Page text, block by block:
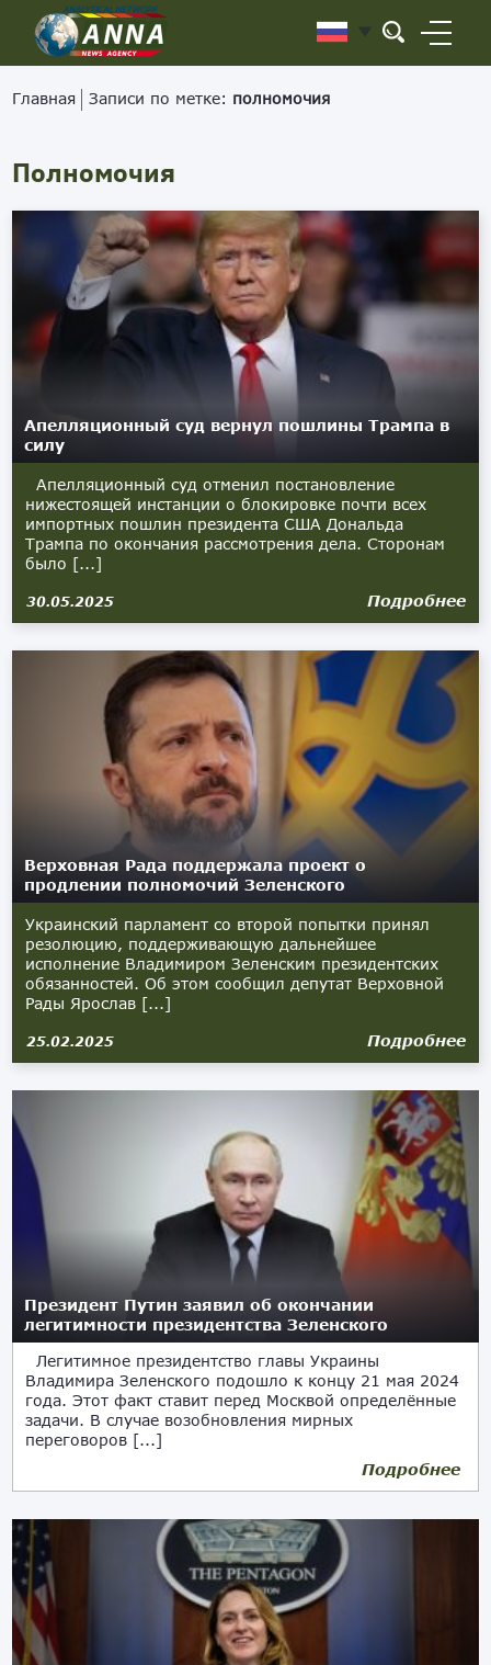
Главная Записи по метке: полномочия
Полномочия
Апелляционный суд вернул пошлины Трампа в
силу
Апелляционный суд отменил постановление
нижестоящей инстанции о блокировке почти всех
импортных пошлин президента США Дональда
Трампа по окончания рассмотрения дела. Сторонам
было [...]
30.05.2025 Подробнее
Верховная Рада поддержала проект о
продлении полномочий Зеленского
Украинский парламент со второй попытки принял
резолюцию, поддерживающую дальнейшее
исполнение Владимиром Зеленским президентских
обязанностей. Об этом сообщил депутат Верховной
Рады Ярослав [...]
25.02.2025 Подробнее
Президент Путин заявил об окончании
легитимности президентства Зеленского
Легитимное президентство главы Украины
Владимира Зеленского подошло к концу 21 мая 2024
года. Этот факт ставит перед Москвой определённые
задачи. В случае возобновления мирных
переговоров [...]
Подробнее